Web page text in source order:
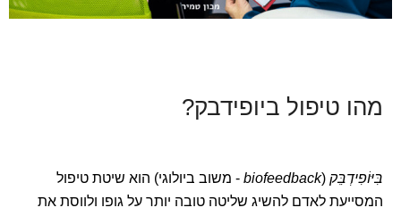
מהו טיפול ביופידבק?
בִּיּוֹפִידְבֵּק (
biofeedback - משוב ביולוגי) הוא שיטת טיפול
המסייעת לאדם להשיג שליטה טובה יותר על גופו ולווסת את